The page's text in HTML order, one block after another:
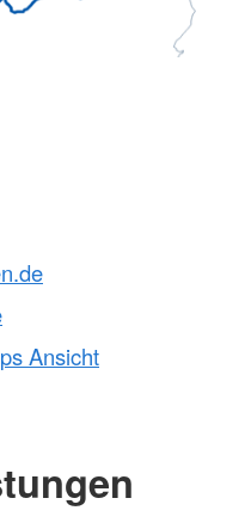
Ansicht